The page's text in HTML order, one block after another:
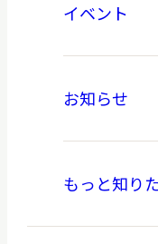
イベント
お知らせ
もっと知り